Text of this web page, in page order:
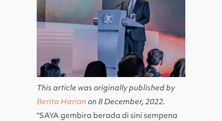
This article was originally published by
Berita Harian on 8 December, 2022.
“SAYA gembira berada di sini sempena